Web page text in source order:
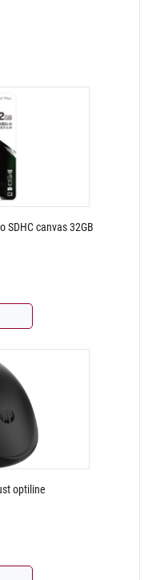
SDHC canvas 32GB
optiline